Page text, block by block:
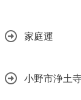
家庭運
小野市浄土